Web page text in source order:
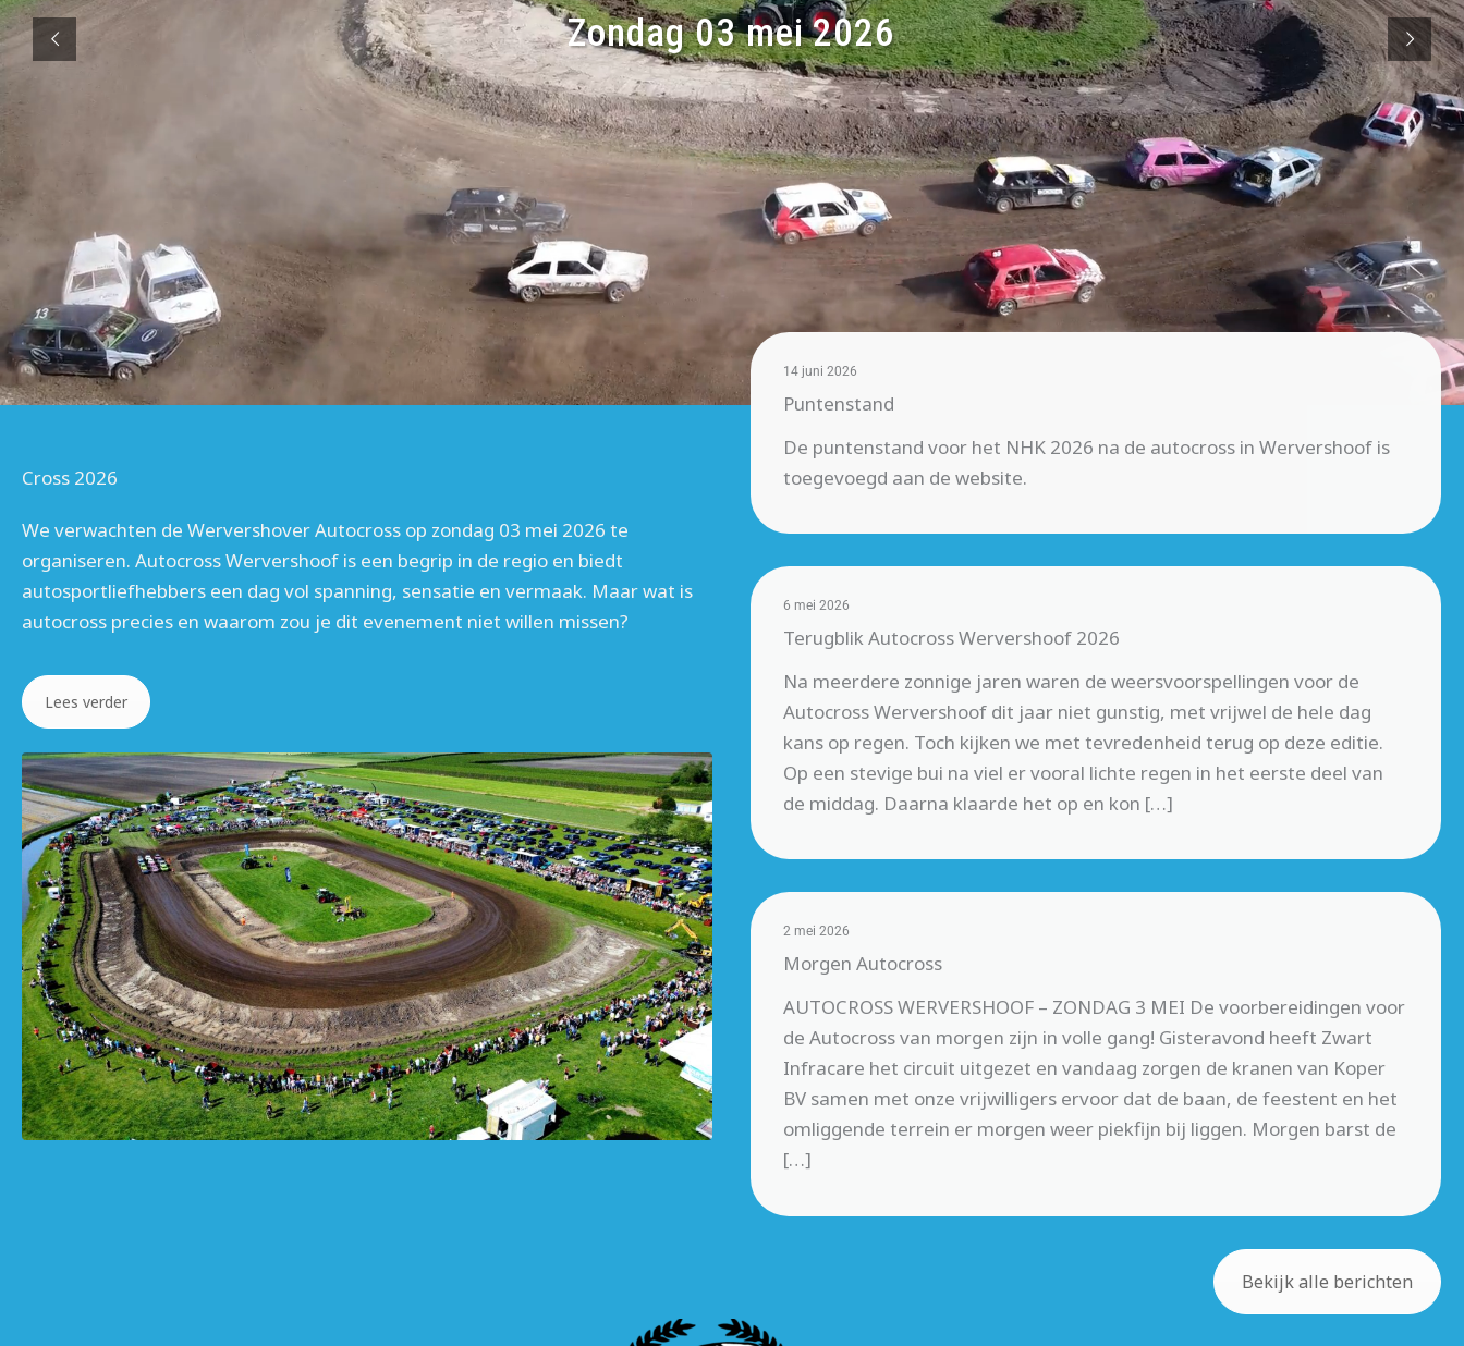
Zondag 03 mei 2026
Cross 2026
We verwachten de Wervershover Autocross op zondag 03 mei 2026 te
organiseren. Autocross Wervershoof is een begrip in de regio en biedt
autosportliefhebbers een dag vol spanning, sensatie en vermaak. Maar wat is
autocross precies en waarom zou je dit evenement niet willen missen?
Lees verder
14 juni 2026
Puntenstand
De puntenstand voor het NHK 2026 na de autocross in Wervershoof is
toegevoegd aan de website.
6 mei 2026
Terugblik Autocross Wervershoof 2026
Na meerdere zonnige jaren waren de weersvoorspellingen voor de
Autocross Wervershoof dit jaar niet gunstig, met vrijwel de hele dag
kans op regen. Toch kijken we met tevredenheid terug op deze editie.
Op een stevige bui na viel er vooral lichte regen in het eerste deel van
de middag. Daarna klaarde het op en kon […]
2 mei 2026
Morgen Autocross
AUTOCROSS WERVERSHOOF – ZONDAG 3 MEI De voorbereidingen voor
de Autocross van morgen zijn in volle gang! Gisteravond heeft Zwart
Infracare het circuit uitgezet en vandaag zorgen de kranen van Koper
BV samen met onze vrijwilligers ervoor dat de baan, de feestent en het
omliggende terrein er morgen weer piekfijn bij liggen. Morgen barst de
[…]
Bekijk alle berichten